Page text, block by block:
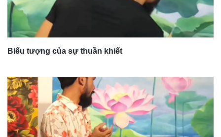
Biểu tượng của sự thuần khiết